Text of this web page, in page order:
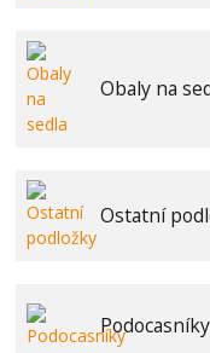
Obaly na
Ostatní
Podocasníky